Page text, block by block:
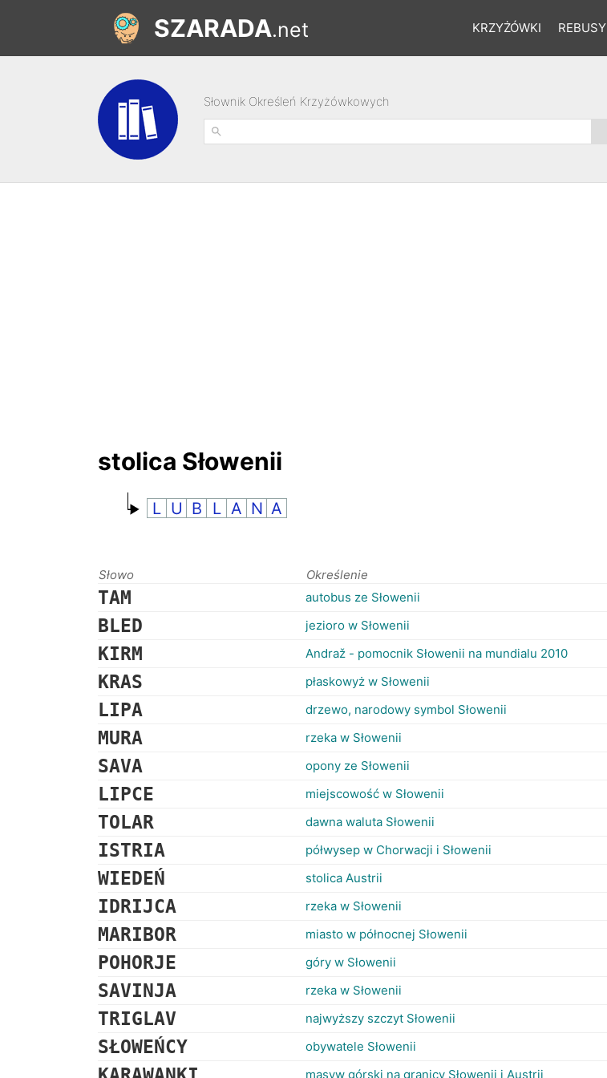
KRZYŻÓWKI REBUSY
SZARADA.net
Słownik Określeń Krzyżówkowych
stolica Słowenii
L U B L A N A
Słowo Określenie
TAM autobus ze Słowenii
BLED jezioro w Słowenii
KIRM Andraž - pomocnik Słowenii na mundialu 2010
KRAS płaskowyż w Słowenii
LIPA drzewo, narodowy symbol Słowenii
MURA rzeka w Słowenii
SAVA opony ze Słowenii
LIPCE miejscowość w Słowenii
TOLAR dawna waluta Słowenii
ISTRIA półwysep w Chorwacji i Słowenii
WIEDEŃ stolica Austrii
IDRIJCA rzeka w Słowenii
MARIBOR miasto w północnej Słowenii
POHORJE góry w Słowenii
SAVINJA rzeka w Słowenii
TRIGLAV najwyższy szczyt Słowenii
SŁOWEŃCY obywatele Słowenii
masyw górski na granicy Słowenii i Austrii